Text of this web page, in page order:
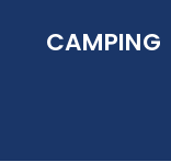
CAMPING